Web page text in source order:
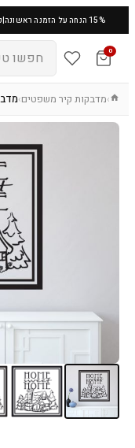
15% הנחה על הזמנה ראשונה |
0
›מדבקות קיר משפטים›